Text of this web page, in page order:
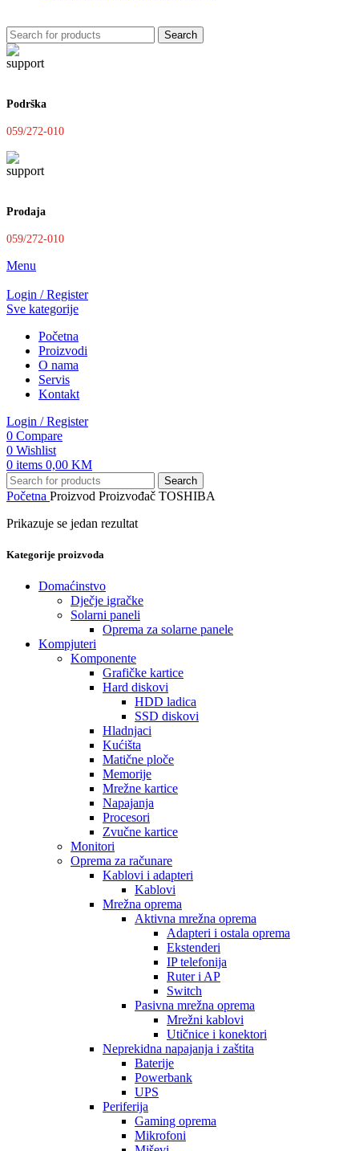
Search
Podrška
059/272-010
Prodaja
059/272-010
Menu
Login / Register
Sve kategorije
Početna
Proizvodi
O nama
Servis
Kontakt
Login / Register
0 Compare
0 Wishlist
0 items 0,00 KM
Search
Početna Proizvod Proizvođač TOSHIBA
Prikazuje se jedan rezultat
Kategorije proizvoda
Domaćinstvo
Dječje igračke
Solarni paneli
Oprema za solarne panele
Kompjuteri
Komponente
Grafičke kartice
Hard diskovi
HDD ladica
SSD diskovi
Hladnjaci
Kućišta
Matične ploče
Memorije
Mrežne kartice
Napajanja
Procesori
Zvučne kartice
Monitori
Oprema za računare
Kablovi i adapteri
Kablovi
Mrežna oprema
Aktivna mrežna oprema
Adapteri i ostala oprema
Ekstenderi
IP telefonija
Ruter i AP
Switch
Pasivna mrežna oprema
Mrežni kablovi
Utičnice i konektori
Neprekidna napajanja i zaštita
Baterije
Powerbank
UPS
Periferija
Gaming oprema
Mikrofoni